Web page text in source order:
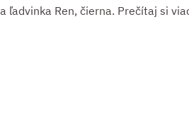
ľadvinka Ren, čierna. Prečítaj si